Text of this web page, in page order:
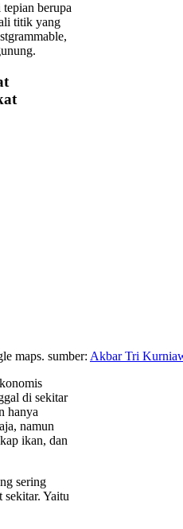
berupa
titik yang
maps. sumber: Akbar Tri
di sekitar
hanya
namun
ikan, dan
sering
sekitar. Yaitu